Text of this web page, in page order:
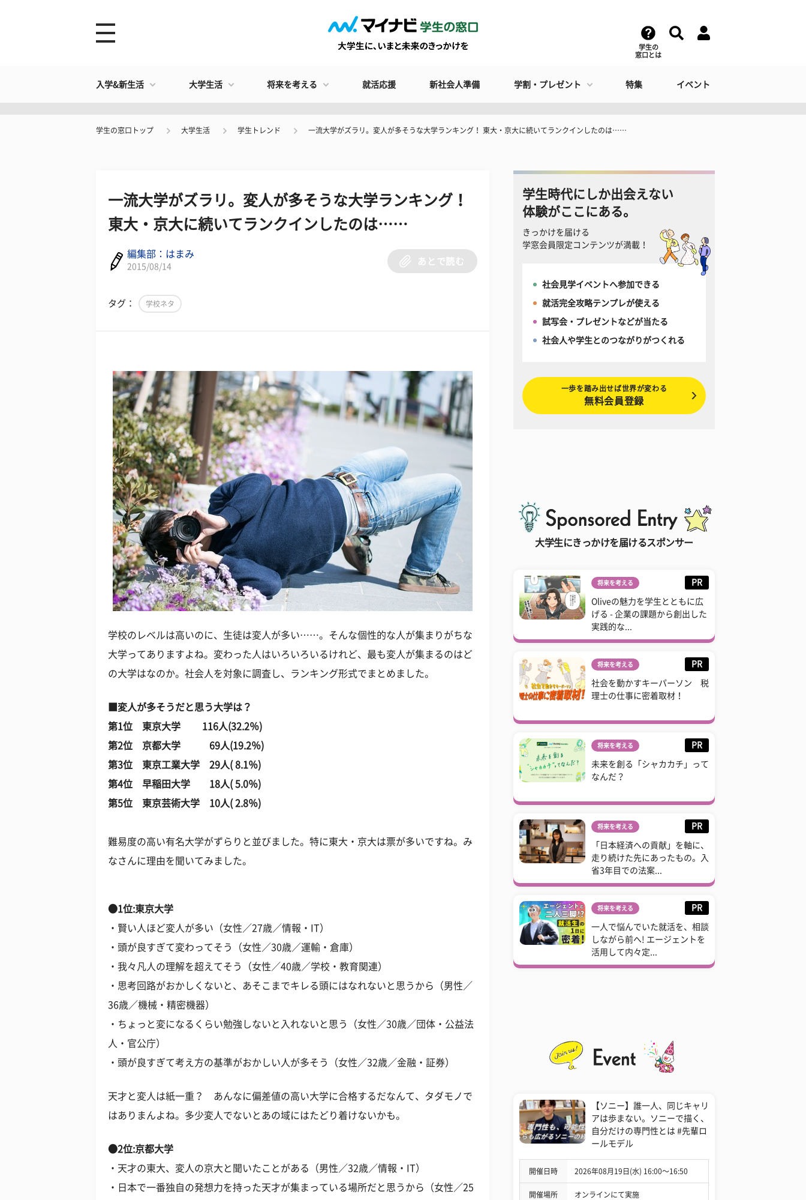
学生の
窓口とは
入学&新生活 大学生活 将来を考える 就活応援 新社会人準備 学割・プレゼント 特集 イベント
学生の窓口トップ 大学生活 学生トレンド 一流大学がズラリ。変人が多そうな大学ランキング！ 東大・京大に続いてランクインしたのは……
一流大学がズラリ。変人が多そうな大学ランキング！
東大・京大に続いてランクインしたのは……
編集部：はまみ
2015/08/14
あとで読む
タグ： 学校ネタ
学校のレベルは高いのに、生徒は変人が多い……。そんな個性的な人が集まりがちな
大学ってありますよね。変わった人はいろいろいるけれど、最も変人が集まるのはど
の大学はなのか。社会人を対象に調査し、ランキング形式でまとめました。
■変人が多そうだと思う大学は？
第1位 東京大学 116人(32.2％)
第2位 京都大学 69人(19.2％)
第3位 東京工業大学 29人( 8.1％)
第4位 早稲田大学 18人( 5.0％)
第5位 東京芸術大学 10人( 2.8％)
難易度の高い有名大学がずらりと並びました。特に東大・京大は票が多いですね。み
なさんに理由を聞いてみました。
●1位:東京大学
・賢い人ほど変人が多い（女性／27歳／情報・IT）
・頭が良すぎて変わってそう（女性／30歳／運輸・倉庫）
・我々凡人の理解を超えてそう（女性／40歳／学校・教育関連）
・思考回路がおかしくないと、あそこまでキレる頭にはなれないと思うから（男性／
36歳／機械・精密機器）
・ちょっと変になるくらい勉強しないと入れないと思う（女性／30歳／団体・公益法
人・官公庁）
・頭が良すぎて考え方の基準がおかしい人が多そう（女性／32歳／金融・証券）
天才と変人は紙一重？ あんなに偏差値の高い大学に合格するだなんて、タダモノで
はありまんよね。多少変人でないとあの域にはたどり着けないかも。
●2位:京都大学
・天才の東大、変人の京大と聞いたことがある（男性／32歳／情報・IT）
・日本で一番独自の発想力を持った天才が集まっている場所だと思うから（女性／25
学生時代にしか出会えない
体験がここにある。
きっかけを届ける
学窓会員限定コンテンツが満載！
社会見学イベントへ参加できる
就活完全攻略テンプレが使える
試写会・プレゼントなどが当たる
社会人や学生とのつながりがつくれる
一歩を踏み出せば世界が変わる
無料会員登録
大学生にきっかけを届けるスポンサー
将来を考える PR
Oliveの魅力を学生とともに広
げる - 企業の課題から創出した
実践的な...
将来を考える PR
社会を動かすキーパーソン 税
理士の仕事に密着取材！
将来を考える PR
未来を創る「シャカカチ」って
なんだ？
将来を考える PR
「日本経済への貢献」を軸に、
走り続けた先にあったもの。入
省3年目での法案...
将来を考える PR
一人で悩んでいた就活を、相談
しながら前へ! エージェントを
活用して内々定...
【ソニー】誰一人、同じキャリ
アは歩まない。ソニーで描く、
自分だけの専門性とは #先輩ロ
ールモデル
開催日時 2026年08月19日(水) 16:00〜16:50
開催場所 オンラインにて実施